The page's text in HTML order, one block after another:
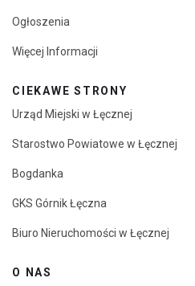
Ogłoszenia
Więcej Informacji
CIEKAWE STRONY
Urząd Miejski w Łęcznej
Starostwo Powiatowe w Łęcznej
Bogdanka
GKS Górnik Łęczna
Biuro Nieruchomości w Łęcznej
O NAS